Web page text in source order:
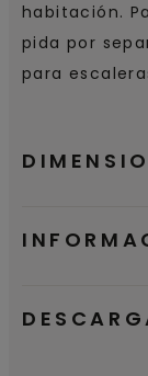
habitación.
pida por
para